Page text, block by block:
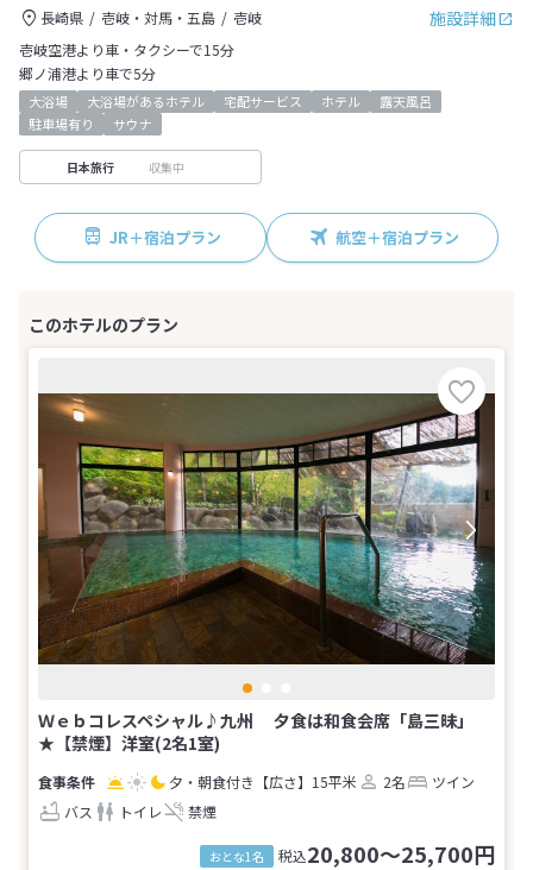
施設詳細
長崎県 壱岐・対馬・五島
壱岐
壱岐空港より車・タクシーで15分
郷ノ浦港より車で5分
大浴場 大浴場があるホテル 宅配サービス ホテル
露天風呂
駐車場有り
サウナ
日本旅行 収集中
JR＋宿泊プラン 航空＋宿泊プラン
Ｗｅｂコレスペシャル♪九州 夕食は和食会席「島三昧」
★【禁煙】洋室(2名1室)
夕・朝食付き 【広さ】15平米 2名
ツイン
バス
トイレ 禁煙
おとな1名 税込20,800～25,700円